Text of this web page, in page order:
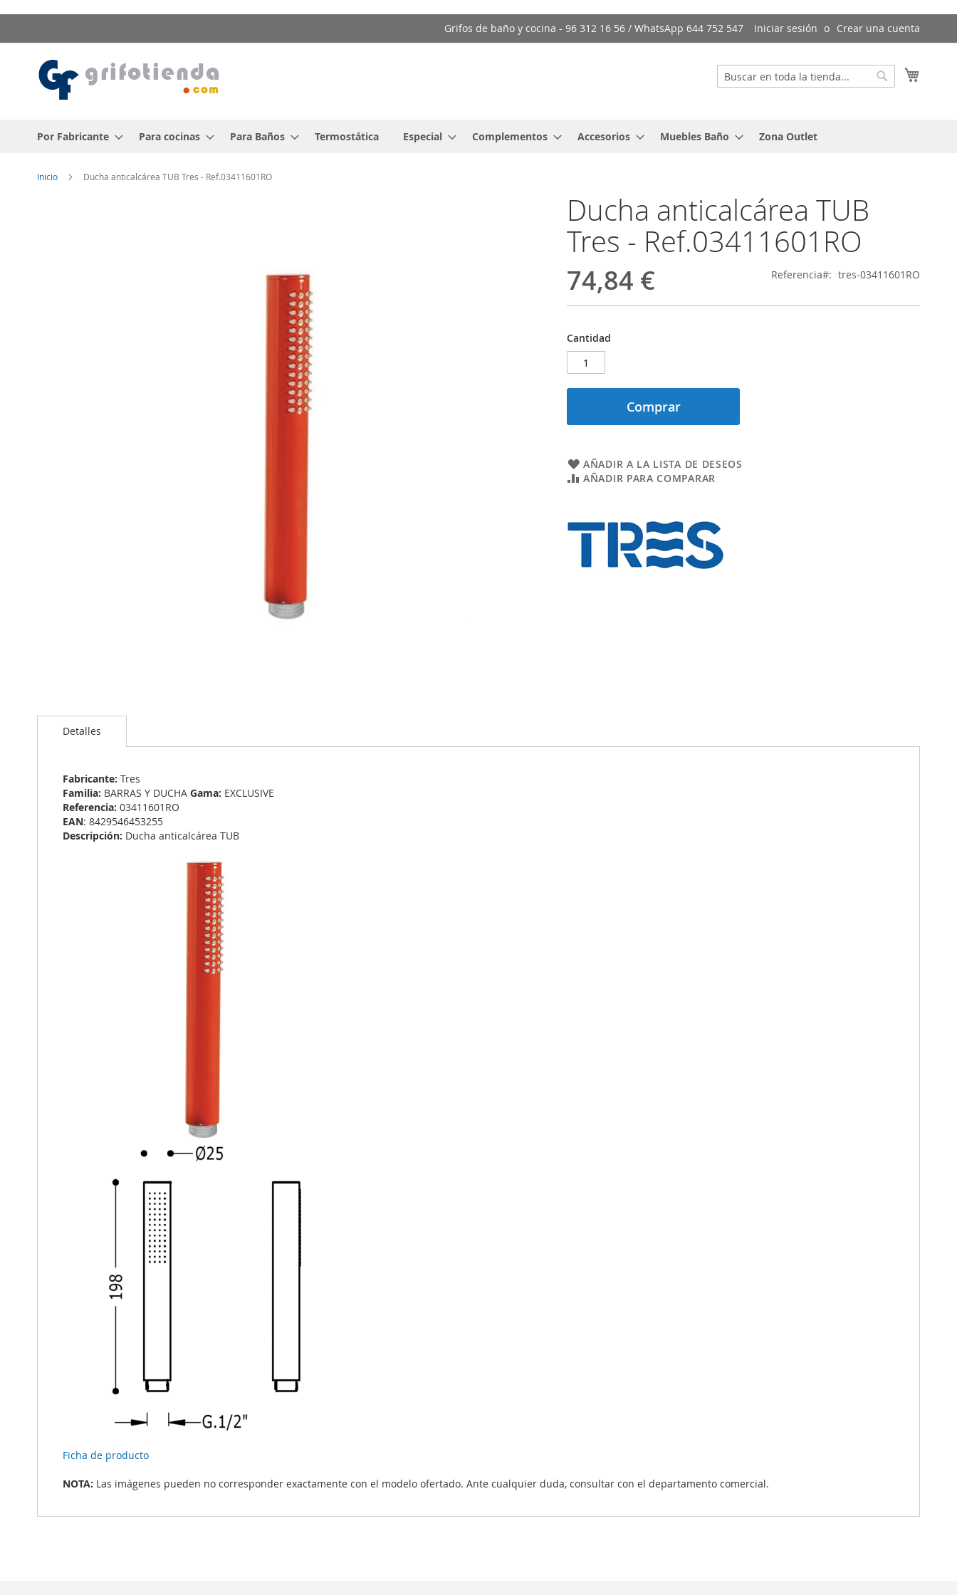
al
Grifos de baño y cocina - 96 312 16 56 / WhatsApp 644 752 547 Iniciar sesión Crear una cuenta
Buscar
Por Fabricante Para cocinas Para Baños Termostática Especial Complementos Accesorios Muebles Baño Zona Outlet
Inicio Ducha anticalcárea TUB Tres - Ref.03411601RO
Ducha anticalcárea TUB
Tres - Ref.03411601RO
74,84 € Referencia tres-03411601RO
Cantidad
Comprar
AÑADIR A LA LISTA DE DESEOS
AÑADIR PARA COMPARAR
al
comienzo
galería
imágenes
Detalles
Fabricante: Tres
Familia: BARRAS Y DUCHA Gama: EXCLUSIVE
Referencia: 03411601RO
EAN: 8429546453255
Descripción: Ducha anticalcárea TUB
Ficha de producto
NOTA: Las imágenes pueden no corresponder exactamente con el modelo ofertado. Ante cualquier duda, consultar con el departamento comercial.